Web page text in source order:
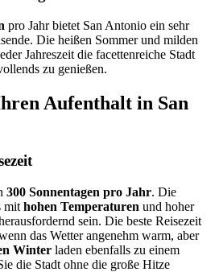
pro Jahr bietet San Antonio ein sehr
Die heißen Sommer und milden
Jahreszeit die facettenreiche Stadt
zu genießen.
Aufenthalt in San
300 Sonnentagen pro Jahr. Die
mit hohen Temperaturen und hoher
sein. Die beste Reisezeit
das Wetter angenehm warm, aber
Winter laden ebenfalls zu einem
die Stadt ohne die große Hitze